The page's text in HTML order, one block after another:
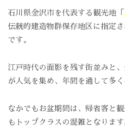
石川県金沢市を代表する観光地「
伝統的建造物群保存地区に指定
です。
江戸時代の面影を残す街並みと
が人気を集め、年間を通して多
なかでもお盆期間は、帰省客と
もトップクラスの混雑となります